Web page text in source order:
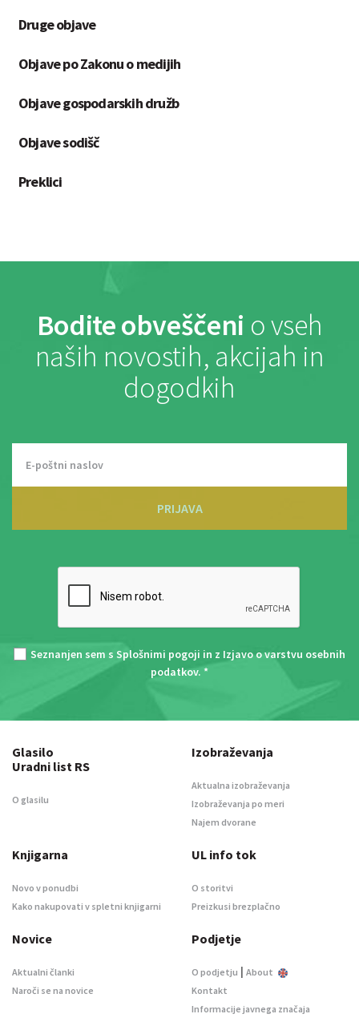
Druge objave
Objave po Zakonu o medijih
Objave gospodarskih družb
Objave sodišč
Preklici
Bodite obveščeni o vseh
naših novostih, akcijah in
dogodkih
PRIJAVA
Seznanjen sem s Splošnimi pogoji in z Izjavo o varstvu osebnih
podatkov. *
Glasilo
Uradni list RS
O glasilu
Izobraževanja
Aktualna izobraževanja
Izobraževanja po meri
Najem dvorane
Knjigarna
Novo v ponudbi
Kako nakupovati v spletni knjigarni
UL info tok
O storitvi
Preizkusi brezplačno
Novice
Aktualni članki
Naroči se na novice
Podjetje
O podjetju | About
Kontakt
Informacije javnega značaja